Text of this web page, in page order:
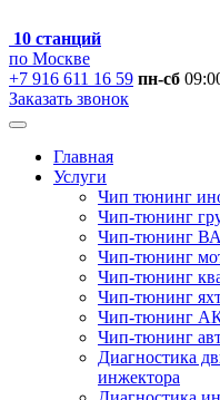
10 станций
по Москве
+7 916 611 16 59 пн-сб
Заказать звонок
Главная
Услуги
Чип тюнинг
Чип-тюнинг
Чип-тюнинг
Чип-тюнинг
Чип-тюнинг
Чип-тюнинг
Чип-тюнинг
Чип-тюнинг
Диагностика
инжектора